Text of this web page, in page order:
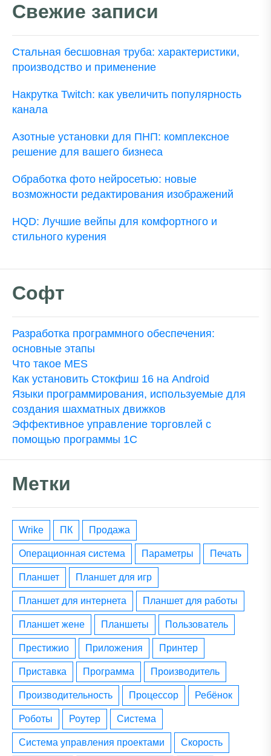
Свежие записи
Стальная бесшовная труба: характеристики,
производство и применение
Накрутка Twitch: как увеличить популярность
канала
Азотные установки для ПНП: комплексное
решение для вашего бизнеса
Обработка фото нейросетью: новые
возможности редактирования изображений
HQD: Лучшие вейпы для комфортного и
стильного курения
Софт
Разработка программного обеспечения:
основные этапы
Что такое MES
Как установить Стокфиш 16 на Android
Языки программирования, используемые для
создания шахматных движков
Эффективное управление торговлей с
помощью программы 1С
Метки
wrike ПК Продажа
операционная система параметры печать
планшет планшет для игр
планшет для интернета планшет для работы
планшет жене планшеты пользователь
престижио приложения принтер
приставка программа производитель
производительность процессор ребёнок
роботы роутер система
система управления проектами скорость